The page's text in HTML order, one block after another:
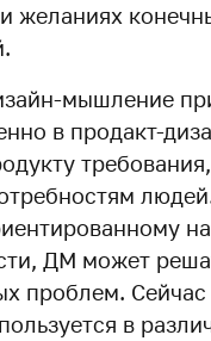
желаниях
мышление
в продакт-
требования,
ДМ может
проблем. Сейчас
в